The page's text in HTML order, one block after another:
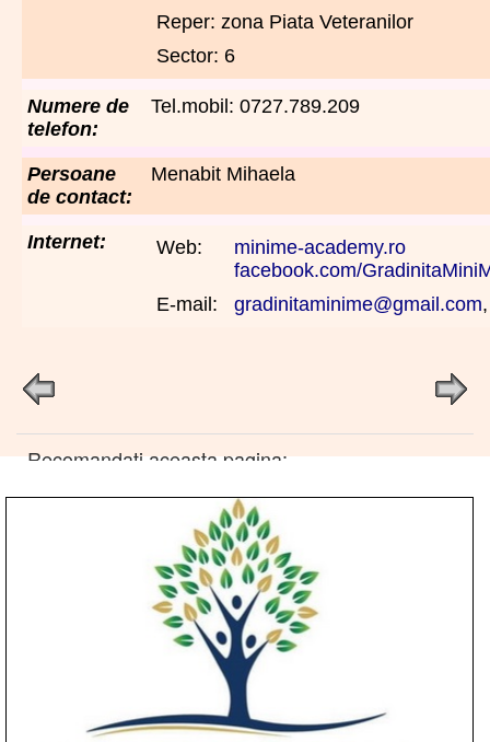
Reper: zona Piata Veteranilor
Sector: 6
Numere de
telefon:
Tel.mobil: 0727.789.209
Persoane
de contact:
Menabit Mihaela
Internet: Web:
minime-academy.ro
facebook.com/
E-mail:
gradinitaminime@gmail.com
Recomandati aceasta pagina: